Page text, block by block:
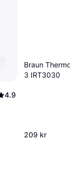
4.9
Braun
3 IRT3030
209 kr